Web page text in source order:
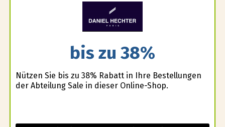
bis zu 38%
Nützen Sie bis zu 38% Rabatt in Ihre Bestellungen
der Abteilung Sale in dieser Online-Shop.